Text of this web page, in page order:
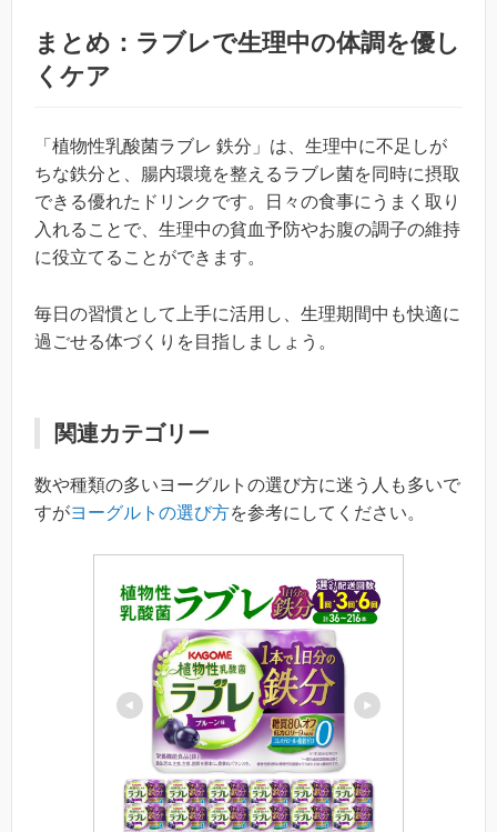
まとめ：ラブレで生理中の体調を優し
くケア
「植物性乳酸菌ラブレ 鉄分」は、生理中に不足しが
ちな鉄分と、腸内環境を整えるラブレ菌を同時に摂取
できる優れたドリンクです。日々の食事にうまく取り
入れることで、生理中の貧血予防やお腹の調子の維持
に役立てることができます。
毎日の習慣として上手に活用し、生理期間中も快適に
過ごせる体づくりを目指しましょう。
関連カテゴリー
数や種類の多いヨーグルトの選び方に迷う人も多いで
すがヨーグルトの選び方を参考にしてください。